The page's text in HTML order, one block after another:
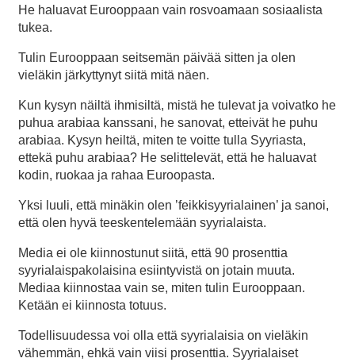
He haluavat Eurooppaan vain rosvoamaan sosiaalista
tukea.
Tulin Eurooppaan seitsemän päivää sitten ja olen
vieläkin järkyttynyt siitä mitä näen.
Kun kysyn näiltä ihmisiltä, mistä he tulevat ja voivatko he
puhua arabiaa kanssani, he sanovat, etteivät he puhu
arabiaa. Kysyn heiltä, miten te voitte tulla Syyriasta,
ettekä puhu arabiaa? He selittelevät, että he haluavat
kodin, ruokaa ja rahaa Euroopasta.
Yksi luuli, että minäkin olen ’feikkisyyrialainen’ ja sanoi,
että olen hyvä teeskentelemään syyrialaista.
Media ei ole kiinnostunut siitä, että 90 prosenttia
syyrialaispakolaisina esiintyvistä on jotain muuta.
Mediaa kiinnostaa vain se, miten tulin Eurooppaan.
Ketään ei kiinnosta totuus.
Todellisuudessa voi olla että syyrialaisia on vieläkin
vähemmän, ehkä vain viisi prosenttia. Syyrialaiset